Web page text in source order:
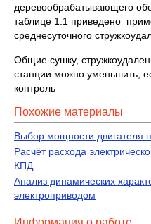
деревообрабатывающего
таблице 1.1 приведено
среднесуточного
Общие сушку,
станции можно уменьшить,
контроль
Похожие материалы
Выбор мощности двигателя
Расчёт расхода
КПД
Анализ динамических
электроприводом